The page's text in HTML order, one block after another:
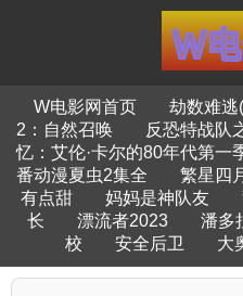
W电影网首页 劫数难逃
2：自然召唤
反恐特战队
忆：艾伦·卡尔的80年代第一
番动漫夏虫2集全
繁星四
有点甜
妈妈是神队友
长
漂流者2023 潘多
校
安全后卫 大